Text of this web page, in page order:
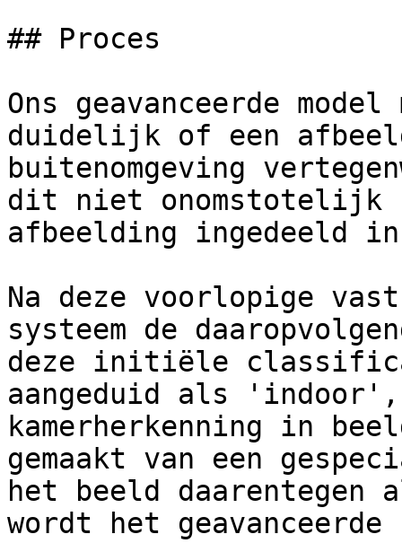
## Proces
Ons geavanceerde
duidelijk of een
buitenomgeving
dit niet onomstotelijk
afbeelding ingedeeld
Na deze voorlopige
systeem de
deze initiële
aangeduid als
kamerherkenning in
gemaakt van een
het beeld
wordt het geavanceerde